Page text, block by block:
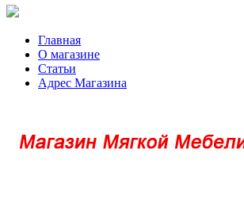
Главная
О магазине
Статьи
Адрес Магазина